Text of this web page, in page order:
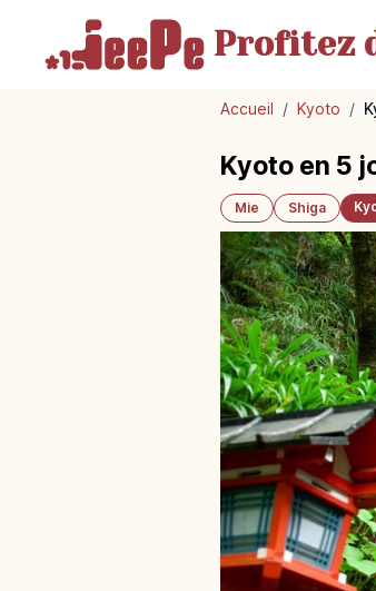
Profitez
Accueil / Kyoto /
Kyoto en 5
Mie Shiga